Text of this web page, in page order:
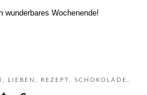
wunderbares Wochenende!
LIEBEN REZEPT SCHOKOLADE